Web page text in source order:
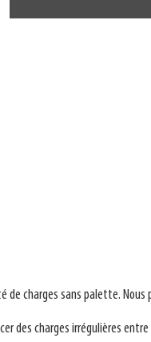
charges sans palette.
des charges irrégulières entre